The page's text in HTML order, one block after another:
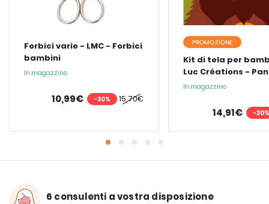
Forbici varie - LMC - Forbici
bambini
In magazzino
15,70€
10,99€ -30%
PROMOZIONE
Kit di tela per
Luc Créations -
In magazzino
14,91€ -30%
6 consulenti a vostra disposizione